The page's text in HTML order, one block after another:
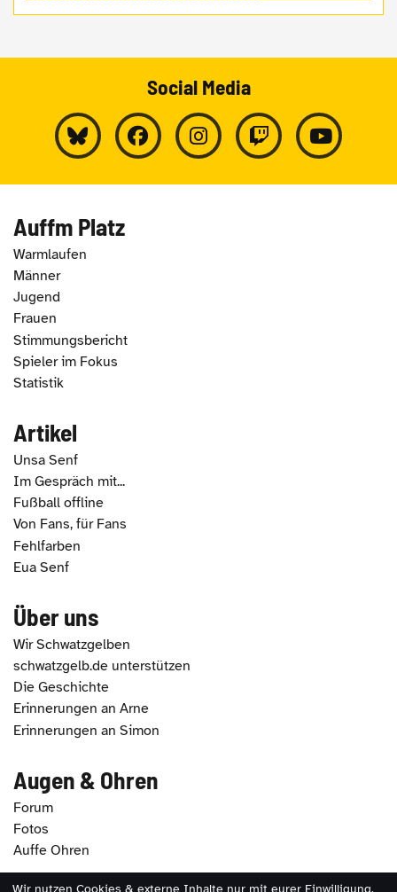
Social Media
Auffm Platz
Warmlaufen
Männer
Jugend
Frauen
Stimmungsbericht
Spieler im Fokus
Statistik
Artikel
Unsa Senf
Im Gespräch mit...
Fußball offline
Von Fans, für Fans
Fehlfarben
Eua Senf
Über uns
Wir Schwatzgelben
schwatzgelb.de unterstützen
Die Geschichte
Erinnerungen an Arne
Erinnerungen an Simon
Augen & Ohren
Forum
Fotos
Auffe Ohren
Wir nutzen Cookies & externe Inhalte nur mit eurer Einwilligung.